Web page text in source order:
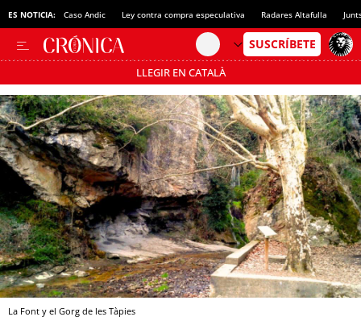
ES NOTICIA: Caso Andic Ley contra compra especulativa Radares Altafulla
LLEGIR EN CATALÀ
Pásate al MODO AHORRO
La Font y el Gorg de les Tàpies